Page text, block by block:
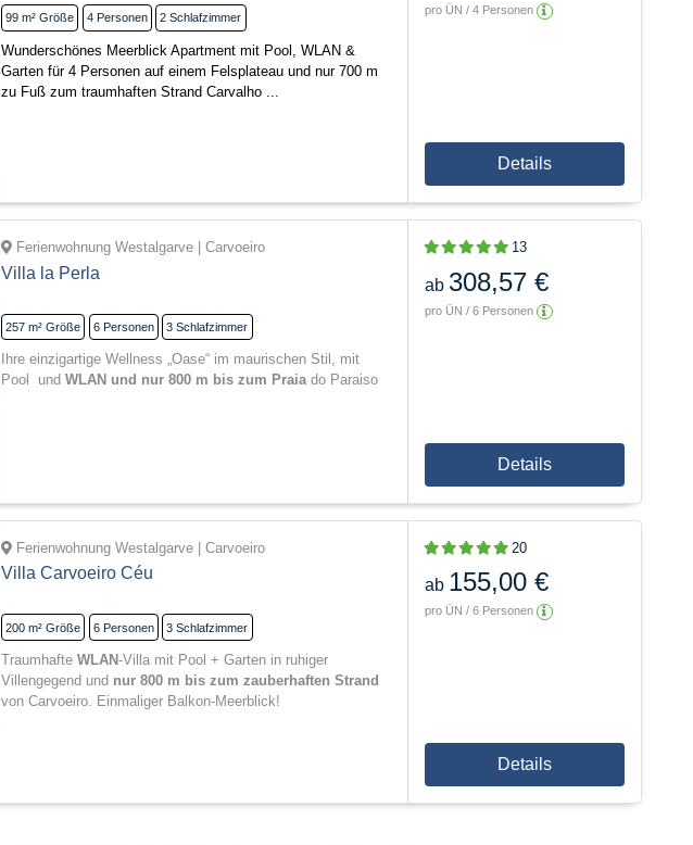
99 m² Größe 4 Personen 2 Schlafzimmer
Wunderschönes Meerblick Apartment mit Pool, WLAN &
Garten für 4 Personen auf einem Felsplateau und nur 700 m
zu Fuß zum traumhaften Strand Carvalho ...
pro ÜN / 4 Personen
Details
Ferienwohnung Westalgarve | Carvoeiro
Villa la Perla
257 m² Größe 6 Personen 3 Schlafzimmer
Ihre einzigartige Wellness „Oase“ im maurischen Stil, mit
Pool und WLAN und nur 800 m bis zum Praiado Paraiso
13
ab 308,57 €
pro ÜN / 6 Personen
Details
Ferienwohnung Westalgarve | Carvoeiro
Villa Carvoeiro Céu
200 m² Größe 6 Personen 3 Schlafzimmer
Traumhafte WLAN-Villa mit Pool + Garten in ruhiger
Villengegend und nur 800 m bis zum zauberhaften Strand
von Carvoeiro. Einmaliger Balkon-Meerblick!
20
ab 155,00 €
pro ÜN / 6 Personen
Details